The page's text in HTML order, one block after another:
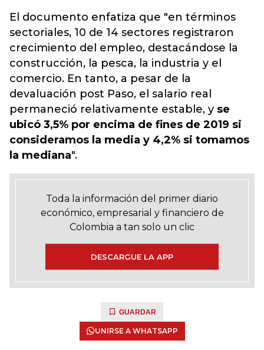
El documento enfatiza que "en términos
sectoriales, 10 de 14 sectores registraron
crecimiento del empleo, destacándose la
construcción, la pesca, la industria y el
comercio. En tanto, a pesar de la
devaluación post Paso, el salario real
permaneció relativamente estable, y se
ubicó 3,5% por encima de fines de 2019 si
consideramos la media y 4,2% si tomamos
la mediana".
Toda la información del primer diario
económico, empresarial y financiero de
Colombia a tan solo un clic
DESCARGUE LA APP
GUARDAR
UNIRSE A WHATSAPP